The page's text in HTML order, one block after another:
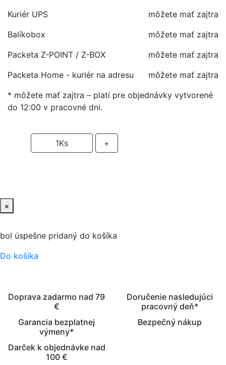
Kuriér UPS
môžete mať zajtra
Balíkobox
môžete mať zajtra
Packeta Z-POINT / Z-BOX
môžete mať zajtra
Packeta Home - kuriér na adresu
môžete mať zajtra
* môžete mať zajtra – platí pre objednávky vytvorené
do 12:00 v pracovné dni.
1Ks +
×
bol úspešne pridaný do košíka
Do košíka
Doprava zadarmo nad 79
€
Doručenie nasledujúci
pracovný deň*
Garancia bezplatnej
výmeny*
Bezpečný nákup
Darček k objednávke nad
100 €